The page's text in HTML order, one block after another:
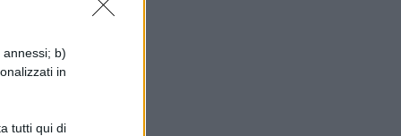
b)
in
tutti qui di